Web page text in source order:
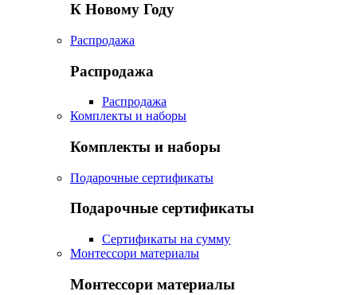
К Новому Году
Распродажа
Распродажа
Распродажа
Комплекты и наборы
Комплекты и наборы
Подарочные сертификаты
Подарочные сертификаты
Сертификаты на сумму
Монтессори материалы
Монтессори материалы